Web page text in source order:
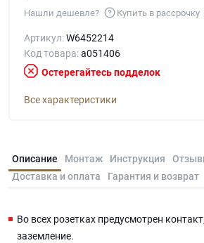
Нашли дешевле? Купить в рассрочку
Артикул:W6452214
Код товара:a051406
Остерегайтесь подделок
Все характеристики
Описание Монтаж Инструкция
Доставка и оплата
Гарантия и возврат
Во всех розетках предусмотрен
заземление.